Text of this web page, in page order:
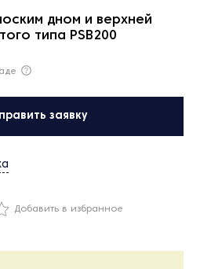
дном и верхней
типа PSB200
заявку
Добавить в избранное